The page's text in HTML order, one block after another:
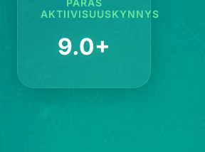
PARAS
AKTIIVISUUSKYNNYS
9.0+